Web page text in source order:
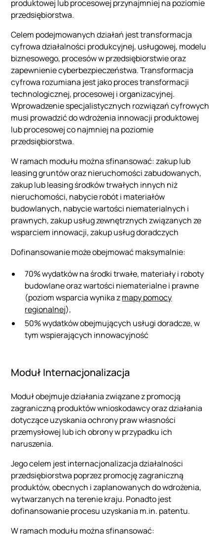
produktowej lub procesowej przynajmniej na poziomie
przedsiębiorstwa.
Celem podejmowanych działań jest transformacja
cyfrowa działalności produkcyjnej, usługowej, modelu
biznesowego, procesów w przedsiębiorstwie oraz
zapewnienie cyberbezpieczeństwa. Transformacja
cyfrowa rozumiana jest jako proces transformacji
technologicznej, procesowej i organizacyjnej.
Wprowadzenie specjalistycznych rozwiązań cyfrowych
musi prowadzić do wdrożenia innowacji produktowej
lub procesowej co najmniej na poziomie
przedsiębiorstwa.
W ramach modułu można sfinansować: zakup lub
leasing gruntów oraz nieruchomości zabudowanych,
zakup lub leasing środków trwałych innych niż
nieruchomości, nabycie robót i materiałów
budowlanych, nabycie wartości niematerialnych i
prawnych, zakup usług zewnętrznych związanych ze
wsparciem innowacji, zakup usług doradczych
Dofinansowanie może obejmować maksymalnie:
70% wydatków na środki trwałe, materiały i roboty
budowlane oraz wartości niematerialne i prawne
(poziom wsparcia wynika zmapy pomocy
regionalnej),
50% wydatków obejmujących usługi doradcze, w
tym wspierających innowacyjność
Moduł Internacjonalizacja
Moduł obejmuje działania związane z promocją
zagraniczną produktów wnioskodawcy oraz działania
dotyczące uzyskania ochrony praw własności
przemysłowej lub ich obrony w przypadku ich
naruszenia.
Jego celem jest internacjonalizacja działalności
przedsiębiorstwa poprzez promocję zagraniczną
produktów, obecnych i zaplanowanych do wdrożenia,
wytwarzanych na terenie kraju. Ponadto jest
dofinansowanie procesu uzyskania m.in. patentu.
W ramach modułu można sfinansować: